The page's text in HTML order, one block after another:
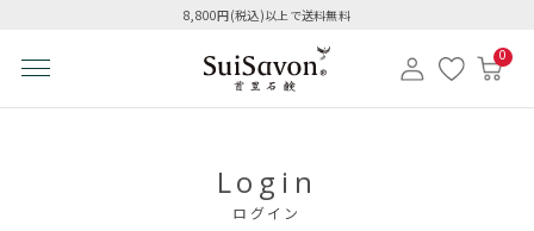
8,800円(税込)以上で送料無料
0
Login
ログイン